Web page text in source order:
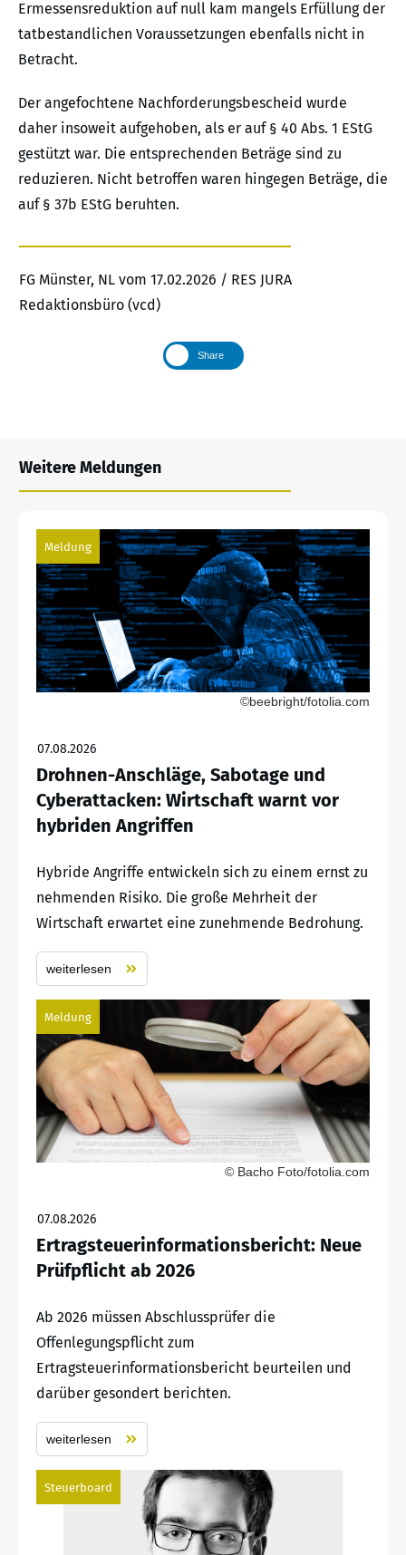
Ermessensreduktion auf null kam mangels Erfüllung der
tatbestandlichen Voraussetzungen ebenfalls nicht in
Betracht.
Der angefochtene Nachforderungsbescheid wurde
daher insoweit aufgehoben, als er auf § 40 Abs. 1 EStG
gestützt war. Die entsprechenden Beträge sind zu
reduzieren. Nicht betroffen waren hingegen Beträge, die
auf § 37b EStG beruhten.
FG Münster, NL vom 17.02.2026 / RES JURA
Redaktionsbüro (vcd)
Share
Weitere Meldungen
Meldung
©beebright/fotolia.com
07.08.2026
Drohnen-Anschläge, Sabotage und
Cyberattacken: Wirtschaft warnt vor
hybriden Angriffen
Hybride Angriffe entwickeln sich zu einem ernst zu
nehmenden Risiko. Die große Mehrheit der
Wirtschaft erwartet eine zunehmende Bedrohung.
weiterlesen
Meldung
© Bacho Foto/fotolia.com
07.08.2026
Ertragsteuerinformationsbericht: Neue
Prüfpflicht ab 2026
Ab 2026 müssen Abschlussprüfer die
Offenlegungspflicht zum
Ertragsteuerinformationsbericht beurteilen und
darüber gesondert berichten.
weiterlesen
Steuerboard